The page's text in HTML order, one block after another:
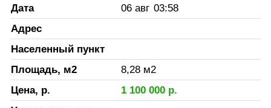
Дата 06 авг 03:58
Адрес
Населенный пункт
Площадь, м2
8,28 м2
Цена, р.
1 100 000р.